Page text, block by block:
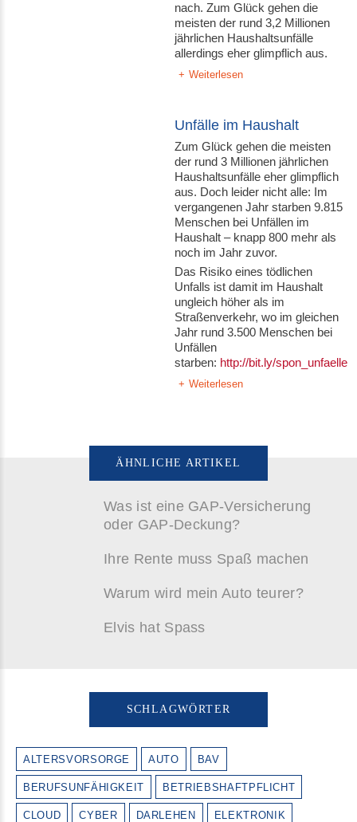
nach. Zum Glück gehen die
meisten der rund 3,2 Millionen
jährlichen Haushaltsunfälle
allerdings eher glimpflich aus.
Weiterlesen
Unfälle im Haushalt
Zum Glück gehen die meisten
der rund 3 Millionen jährlichen
Haushaltsunfälle eher glimpflich
aus. Doch leider nicht alle: Im
vergangenen Jahr starben 9.815
Menschen bei Unfällen im
Haushalt – knapp 800 mehr als
noch im Jahr zuvor.
Das Risiko eines tödlichen
Unfalls ist damit im Haushalt
ungleich höher als im
Straßenverkehr, wo im gleichen
Jahr rund 3.500 Menschen bei
Unfällen
starben: http://bit.ly/spon_unfaelle
Weiterlesen
ÄHNLICHE ARTIKEL
Was ist eine GAP-Versicherung
oder GAP-Deckung?
Ihre Rente muss Spaß machen
Warum wird mein Auto teurer?
Elvis hat Spass
SCHLAGWÖRTER
ALTERSVORSORGE AUTO BAV
BERUFSUNFÄHIGKEIT BETRIEBSHAFTPFLICHT
CLOUD CYBER DARLEHEN ELEKTRONIK